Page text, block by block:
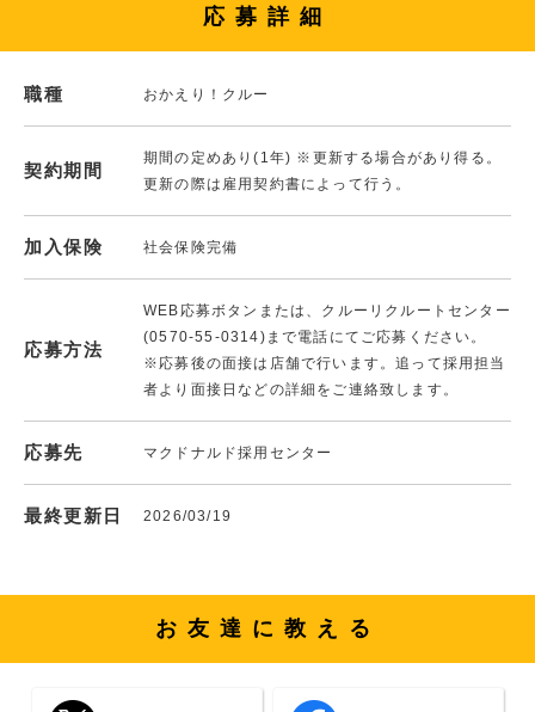
応募詳細
職種 おかえり！クルー
契約期間
期間の定めあり(1年) ※更新する場合があり得る。
更新の際は雇用契約書によって行う。
加入保険 社会保険完備
応募方法
WEB応募ボタンまたは、クルーリクルートセンター
(0570-55-0314)まで電話にてご応募ください。
※応募後の面接は店舗で行います。追って採用担当
者より面接日などの詳細をご連絡致します。
応募先 マクドナルド採用センター
最終更新日 2026/03/19
お友達に教える